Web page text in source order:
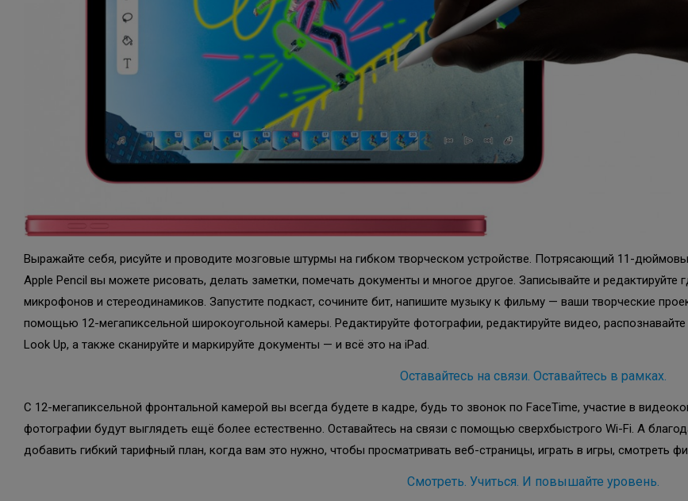
Выражайте себя, рисуйте и проводите мозговые штурмы на гибком творческом устройстве. Потрясающий 11-
Apple Pencil вы можете рисовать, делать заметки, помечать документы и многое другое. Записывайте и
микрофонов и стереодинамиков. Запустите подкаст, сочините бит, напишите музыку к фильму — ваши творческие
помощью 12-мегапиксельной широкоугольной камеры. Редактируйте фотографии, редактируйте видео,
Look Up, а также сканируйте и маркируйте документы — и всё это на iPad.
Оставайтесь на связи. Оставайтесь в рамках.
С 12-мегапиксельной фронтальной камерой вы всегда будете в кадре, будь то звонок по FaceTime, участие в
фотографии будут выглядеть ещё более естественно. Оставайтесь на связи с помощью сверхбыстрого Wi-Fi. А
добавить гибкий тарифный план, когда вам это нужно, чтобы просматривать веб-страницы, играть в игры, смотреть
Смотреть. Учиться. И повышайте уровень.